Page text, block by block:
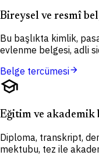
Bireysel ve resmî
Bu başlıkta kimlik,
evlenme belgesi, adli
Belge tercümesiarrow_forward
school
Eğitim ve akademik
Diploma, transkript,
mektubu, tez ile